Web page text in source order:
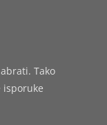
Tako
isporuke